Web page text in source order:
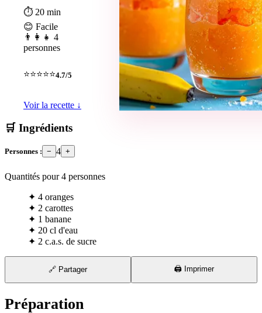
⏱ 20 min
😊 Facile
👨‍👩‍👧 4
personnes
⭐⭐⭐⭐⭐4.7/5
Voir la recette ↓
🛒 Ingrédients
Personnes : − 4 +
Quantités pour4 personnes
✦ 4 oranges
✦ 2 carottes
✦ 1 banane
✦ 20 cl d'eau
✦ 2 c.a.s. de sucre
🔗 Partager 🖨️ Imprimer
Préparation